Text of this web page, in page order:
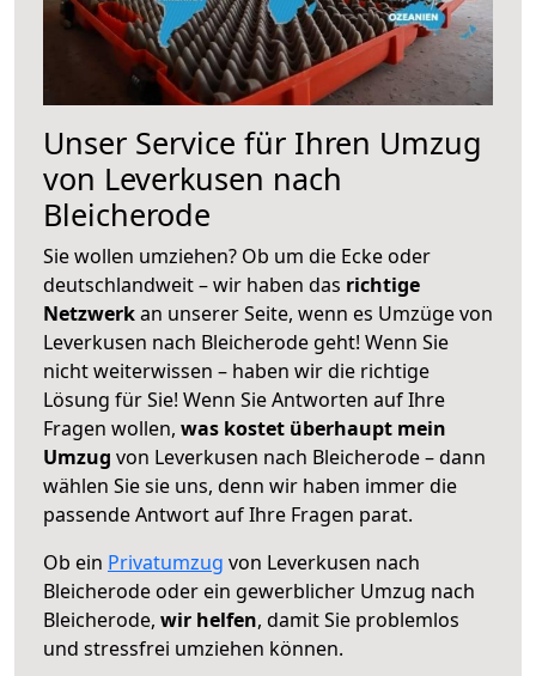
Unser Service für Ihren Umzug
von Leverkusen nach
Bleicherode
Sie wollen umziehen? Ob um die Ecke oder
deutschlandweit – wir haben das richtige
Netzwerkan unserer Seite, wenn es Umzüge von
Leverkusen nach Bleicherode geht! Wenn Sie
nicht weiterwissen – haben wir die richtige
Lösung für Sie! Wenn Sie Antworten auf Ihre
Fragen wollen, was kostet überhaupt mein
Umzug von Leverkusen nach Bleicherode – dann
wählen Sie sie uns, denn wir haben immer die
passende Antwort auf Ihre Fragen parat.
Ob ein Privatumzug von Leverkusen nach
Bleicherode oder ein gewerblicher Umzug nach
Bleicherode, wir helfen, damit Sie problemlos
und stressfrei umziehen können.